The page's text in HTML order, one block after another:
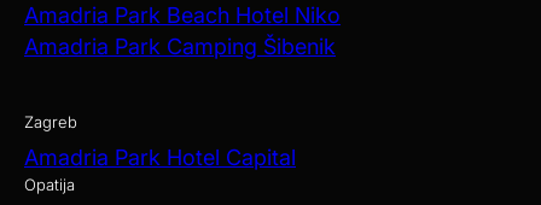
Amadria Park Beach Hotel Niko
Amadria Park Camping Šibenik
Zagreb
Amadria Park Hotel Capital
Opatija